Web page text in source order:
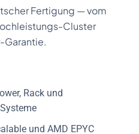
Fertigung — vom
Cluster
Garantie.
Rack und
und AMD EPYC